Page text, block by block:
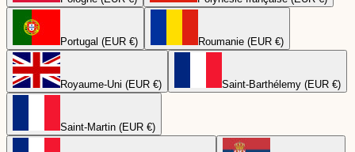
Portugal (EUR €) Roumanie (EUR €)
Royaume-Uni (EUR €) Saint-Barthélemy (EUR €)
Saint-Martin (EUR €)